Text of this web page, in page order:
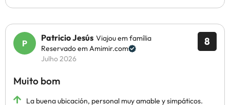
8
Patricio Jesús Viajou em família
Reservado em Amimir.com
Julho 2026
Muito bom
La buena ubicación, personal muy amable y simpáticos.